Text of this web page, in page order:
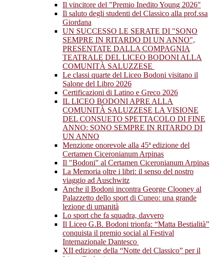
Il vincitore del "Premio Inedito Young 2026"
Il saluto degli studenti del Classico alla prof.ssa
Giordana
UN SUCCESSO LE SERATE DI "SONO
SEMPRE IN RITARDO DI UN ANNO",
PRESENTATE DALLA COMPAGNIA
TEATRALE DEL LICEO BODONI ALLA
COMUNITÀ SALUZZESE
Le classi quarte del Liceo Bodoni visitano il
Salone del Libro 2026
Certificazioni di Latino e Greco 2026
IL LICEO BODONI APRE ALLA
COMUNITÀ SALUZZESE LA VISIONE
DEL CONSUETO SPETTACOLO DI FINE
ANNO: SONO SEMPRE IN RITARDO DI
UN ANNO
Menzione onorevole alla 45ª edizione del
Certamen Ciceronianum Arpinas
Il "Bodoni" al Certamen Ciceronianum Arpinas
La Memoria oltre i libri: il senso del nostro
viaggio ad Auschwitz
Anche il Bodoni incontra George Clooney al
Palazzetto dello sport di Cuneo: una grande
lezione di umanità
Lo sport che fa squadra, davvero
Il Liceo G.B. Bodoni trionfa: “Matta Bestialità”
conquista il premio social al Festival
Internazionale Dantesco
XII edizione della “Notte del Classico” per il